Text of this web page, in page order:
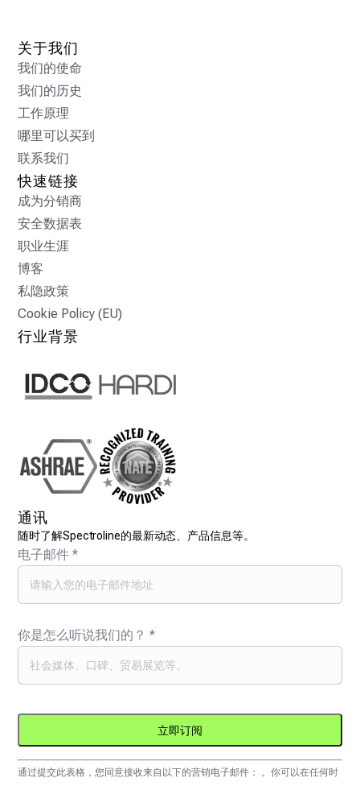
关于我们
我们的使命
我们的历史
工作原理
哪里可以买到
联系我们
快速链接
成为分销商
安全数据表
职业生涯
博客
私隐政策
Cookie Policy (EU)
行业背景
通讯
随时了解Spectroline的最新动态、产品信息等。
电子邮件*
你是怎么听说我们的？*
Constant
通过提交此表格，您同意接收来自以下的营销电子邮件： 。你可以在任何时